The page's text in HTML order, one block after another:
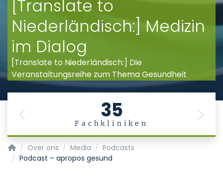
[Translate to
Niederländisch:] Medizin
im Dialog
[Translate to Niederländisch:] Die
Veranstaltungsreihe zum Thema Gesundheit
35
Fachkliniken
Previous Next
Startpagina
Over ons Media
Podcasts
Podcast – apropos gesund